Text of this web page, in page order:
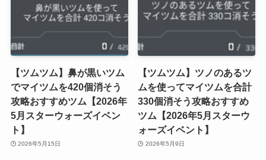
【ツムツム】鼻が黒いツム
でマイツムを420個消そう
攻略おすすめツム【2026年
5月スターウォーズイベン
ト】
2026年5月15日
【ツムツム】ツノのあるツ
ムを使ってマイツムを合計
330個消そう攻略おすすめ
ツム【2026年5月スターウ
ォーズイベント】
2026年5月9日